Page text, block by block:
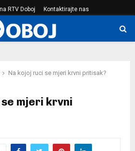
RTV Doboj Kontaktirajte nas
Na kojoj ruci se mjeri krvni pritisak?
mjeri krvni